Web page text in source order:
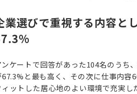
業選びで重視する内容と
ンケートで回答があった104名のうち
67.3%と最も高く、その次に仕事内容
ィットした居心地のよい環境で充実